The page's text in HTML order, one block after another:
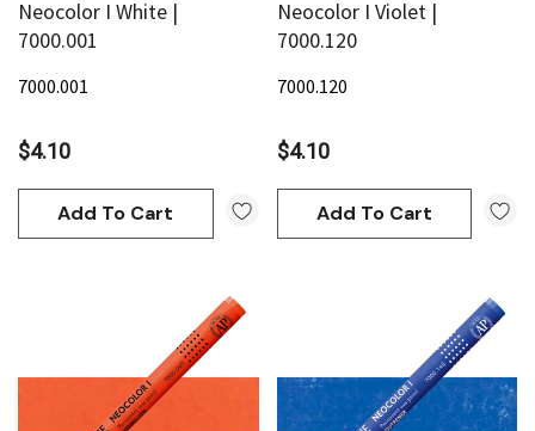
Neocolor I White |
7000.001
7000.001
$4.10
Add To Cart
Neocolor I Violet |
7000.120
7000.120
$4.10
Add To Cart